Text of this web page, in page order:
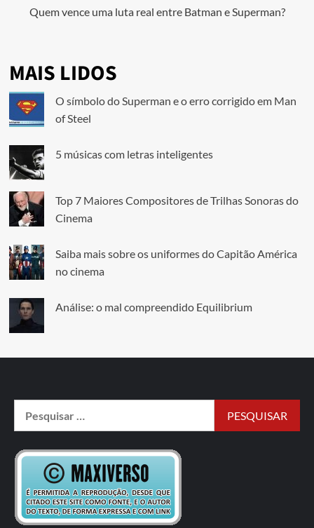
Quem vence uma luta real entre Batman e Superman?
MAIS LIDOS
O símbolo do Superman e o erro corrigido em Man
of Steel
5 músicas com letras inteligentes
Top 7 Maiores Compositores de Trilhas Sonoras do
Cinema
Saiba mais sobre os uniformes do Capitão América
no cinema
Análise: o mal compreendido Equilibrium